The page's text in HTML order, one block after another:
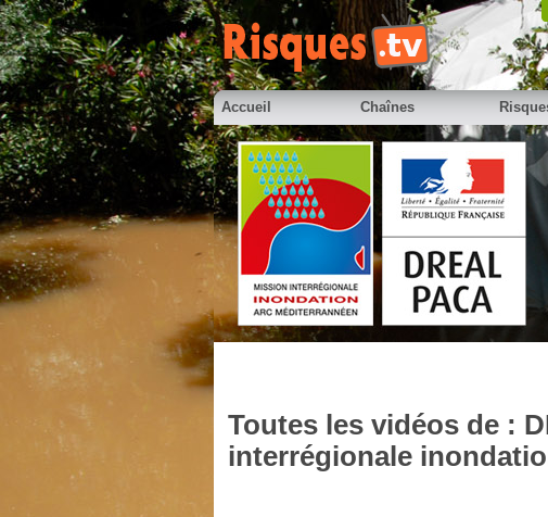
Accueil Chaînes
Toutes les vidéos de :
interrégionale